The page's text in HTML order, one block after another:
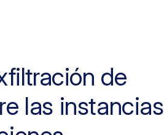
de
las instancias